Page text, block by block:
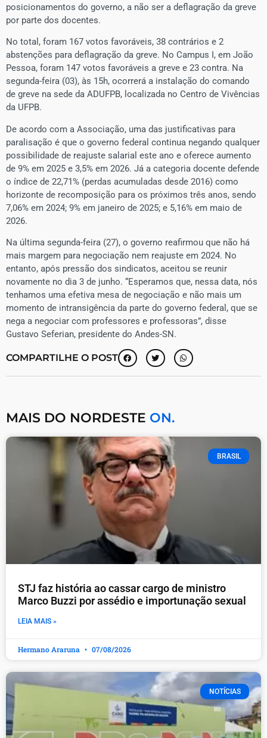
posicionamentos do governo, a não ser a deflagração da greve
por parte dos docentes.
No total, foram 167 votos favoráveis, 38 contrários e 2
abstenções para deflagração da greve. No Campus I, em João
Pessoa, foram 147 votos favoráveis a greve e 23 contra. Na
segunda-feira (03), às 15h, ocorrerá a instalação do comando
de greve na sede da ADUFPB, localizada no Centro de Vivências
da UFPB.
De acordo com a Associação, uma das justificativas para
paralisação é que o governo federal continua negando qualquer
possibilidade de reajuste salarial este ano e oferece aumento
de 9% em 2025 e 3,5% em 2026. Já a categoria docente defende
o índice de 22,71% (perdas acumuladas desde 2016) como
horizonte de recomposição para os próximos três anos, sendo
7,06% em 2024; 9% em janeiro de 2025; e 5,16% em maio de
2026.
Na última segunda-feira (27), o governo reafirmou que não há
mais margem para negociação nem reajuste em 2024. No
entanto, após pressão dos sindicatos, aceitou se reunir
novamente no dia 3 de junho. “Esperamos que, nessa data, nós
tenhamos uma efetiva mesa de negociação e não mais um
momento de intransigência da parte do governo federal, que se
nega a negociar com professores e professoras”, disse
Gustavo Seferian, presidente do Andes-SN.
COMPARTILHE O POST
MAIS DO NORDESTE ON.
BRASIL
STJ faz história ao cassar cargo de ministro
Marco Buzzi por assédio e importunação sexual
LEIA MAIS »
Hermano Araruna 07/08/2026
NOTÍCIAS